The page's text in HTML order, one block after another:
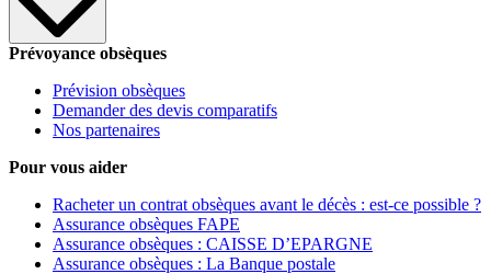
Prévoyance obsèques
Prévision obsèques
Demander des devis comparatifs
Nos partenaires
Pour vous aider
Racheter un contrat obsèques avant le décès : est-ce possible ?
Assurance obsèques FAPE
Assurance obsèques : CAISSE D’EPARGNE
Assurance obsèques : La Banque postale